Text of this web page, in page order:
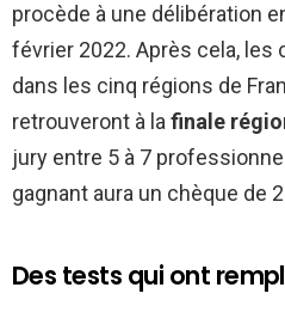
procède à une délibération
février 2022. Après cela,
dans les cinq régions de
retrouveront à la finale
jury entre 5 à 7
gagnant aura un chèque de
Des tests qui ont